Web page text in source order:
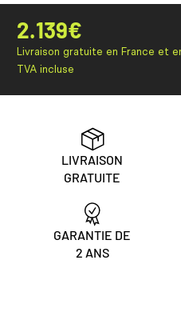
2.139€
Livraison gratuite en France et
TVA incluse
LIVRAISON
GRATUITE
GARANTIE DE
2 ANS